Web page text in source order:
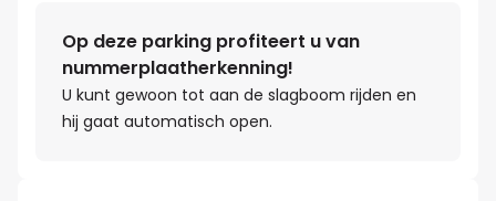
Op deze parking profiteert u van
nummerplaatherkenning!
U kunt gewoon tot aan de slagboom rijden en
hij gaat automatisch open.